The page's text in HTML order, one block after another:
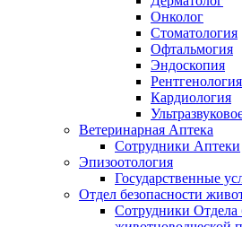
Онколог
Стоматология
Офтальмогия
Эндоскопия
Рентгенология
Кардиология
Ветеринарная Аптека
Сотрудники Аптеки
Эпизоотология
Государственные
Отдел безопасности
Сотрудники Отдела